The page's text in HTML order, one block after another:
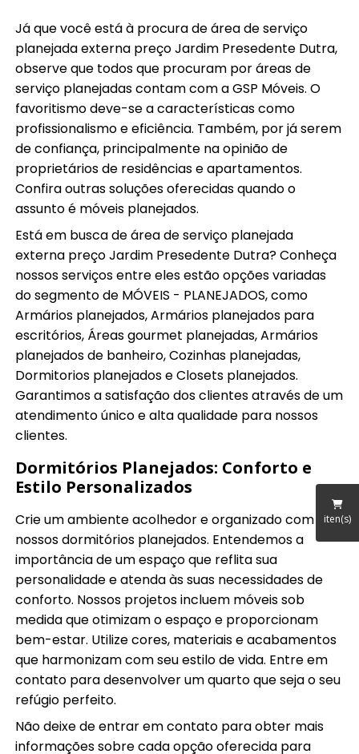
iten(s)
Já que você está à procura de área de serviço
planejada externa preço Jardim Presedente Dutra,
observe que todos que procuram por áreas de
serviço planejadas contam com a GSP Móveis. O
favoritismo deve-se a características como
profissionalismo e eficiência. Também, por já serem
de confiança, principalmente na opinião de
proprietários de residências e apartamentos.
Confira outras soluções oferecidas quando o
assunto é móveis planejados.
Está em busca de área de serviço planejada
externa preço Jardim Presedente Dutra? Conheça
nossos serviços entre eles estão opções variadas
do segmento de MÓVEIS - PLANEJADOS, como
Armários planejados, Armários planejados para
escritórios, Áreas gourmet planejadas, Armários
planejados de banheiro, Cozinhas planejadas,
Dormitorios planejados e Closets planejados.
Garantimos a satisfação dos clientes através de um
atendimento único e alta qualidade para nossos
clientes.
Dormitórios Planejados: Conforto e
Estilo Personalizados
Crie um ambiente acolhedor e organizado com
nossos dormitórios planejados. Entendemos a
importância de um espaço que reflita sua
personalidade e atenda às suas necessidades de
conforto. Nossos projetos incluem móveis sob
medida que otimizam o espaço e proporcionam
bem-estar. Utilize cores, materiais e acabamentos
que harmonizam com seu estilo de vida. Entre em
contato para desenvolver um quarto que seja o seu
refúgio perfeito.
Não deixe de entrar em contato para obter mais
informações sobre cada opção oferecida para